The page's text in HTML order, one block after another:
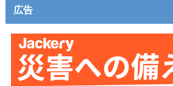
広告